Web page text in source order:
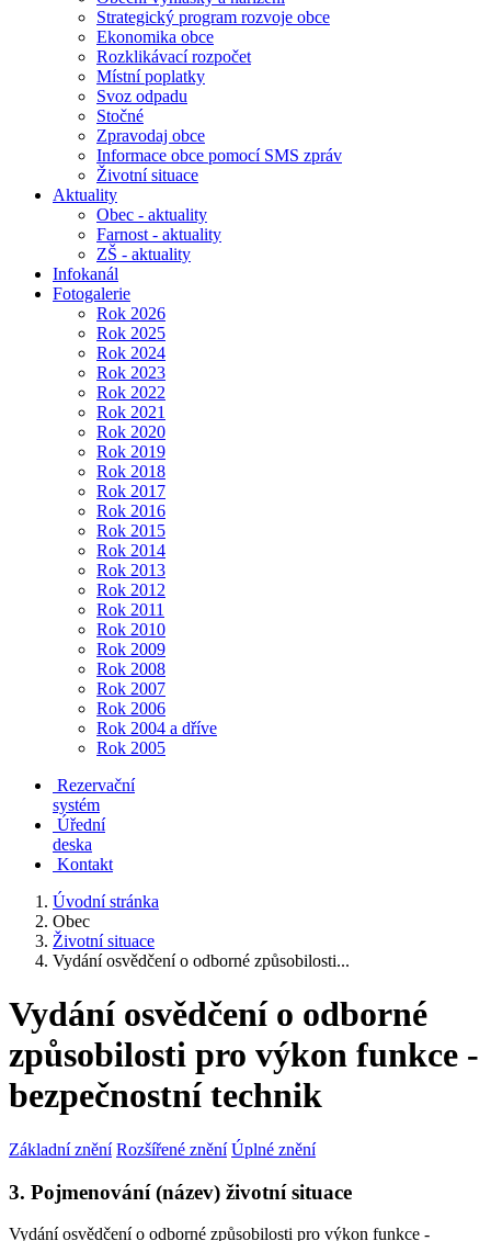
Strategický program rozvoje obce
Ekonomika obce
Rozklikávací rozpočet
Místní poplatky
Svoz odpadu
Stočné
Zpravodaj obce
Informace obce pomocí SMS zpráv
Životní situace
Aktuality
Obec - aktuality
Farnost - aktuality
ZŠ - aktuality
Infokanál
Fotogalerie
Rok 2026
Rok 2025
Rok 2024
Rok 2023
Rok 2022
Rok 2021
Rok 2020
Rok 2019
Rok 2018
Rok 2017
Rok 2016
Rok 2015
Rok 2014
Rok 2013
Rok 2012
Rok 2011
Rok 2010
Rok 2009
Rok 2008
Rok 2007
Rok 2006
Rok 2004 a dříve
Rok 2005
Rezervační
systém
Úřední
deska
Kontakt
Úvodní stránka
Obec
Životní situace
Vydání osvědčení o odborné způsobilosti...
Vydání osvědčení o odborné
způsobilosti pro výkon funkce -
bezpečnostní technik
Základní znění Rozšířené znění Úplné znění
3. Pojmenování (název) životní situace
Vydání osvědčení o odborné způsobilosti pro výkon funkce -